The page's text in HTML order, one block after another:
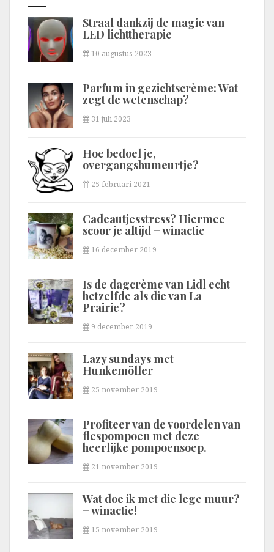
Straal dankzij de magie van
LED lichttherapie
10 augustus 2023
Parfum in gezichtscrème: Wat
zegt de wetenschap?
31 juli 2023
Hoe bedoel je,
overgangshumeurtje?
25 februari 2021
Cadeautjesstress? Hiermee
scoor je altijd + winactie
16 december 2019
Is de dagcrème van Lidl echt
hetzelfde als die van La
Prairie?
9 december 2019
Lazy sundays met
Hunkemöller
25 november 2019
Profiteer van de voordelen van
flespompoen met deze
heerlijke pompoensoep.
21 november 2019
Wat doe ik met die lege muur?
+ winactie!
15 november 2019